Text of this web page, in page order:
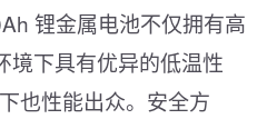
锂金属电池不仅拥有高
境下具有优异的低温性
也性能出众。安全方